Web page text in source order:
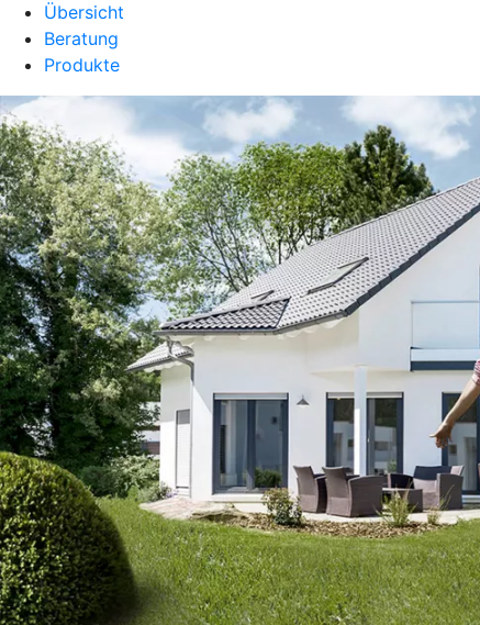
Übersicht
Beratung
Produkte